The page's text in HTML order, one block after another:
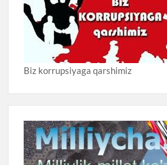
Biz korrupsiyaga qarshimiz